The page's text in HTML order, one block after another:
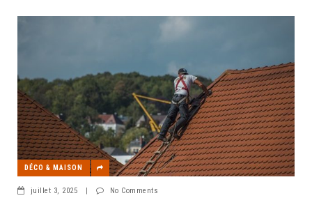
DÉCO & MAISON
juillet 3, 2025 | No Comments